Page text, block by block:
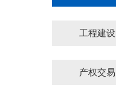
工程建设
产权交易